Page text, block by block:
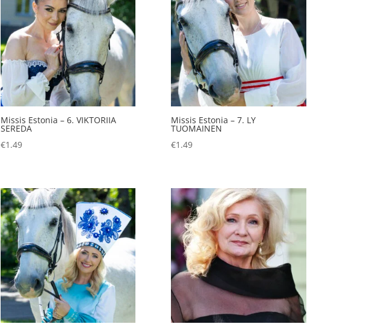
Missis Estonia – 6. VIKTORIIA
SEREDA
€1.49
Missis Estonia – 7. LY
TUOMAINEN
€1.49